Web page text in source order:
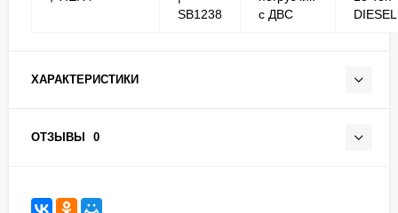
SB1238
с ДВС
DIESEL
ХАРАКТЕРИСТИКИ
ОТЗЫВЫ 0